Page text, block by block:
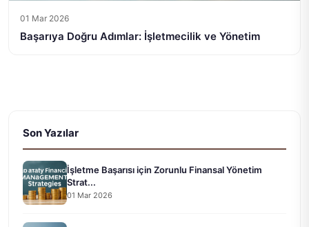
01 Mar 2026
Başarıya Doğru Adımlar: İşletmecilik ve Yönetim
Son Yazılar
İşletme Başarısı için Zorunlu Finansal Yönetim
Strat...
01 Mar 2026